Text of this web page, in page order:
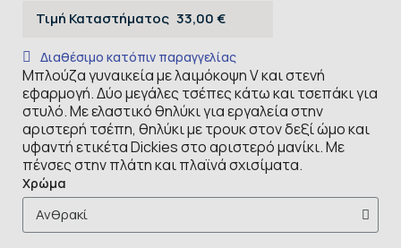
Τιμή Καταστήματος 33,00 €
Διαθέσιμο κατόπιν παραγγελίας
Μπλούζα γυναικεία με λαιμόκοψη V και στενή
εφαρμογή. Δύο μεγάλες τσέπες κάτω και τσεπάκι για
στυλό. Με ελαστικό θηλύκι για εργαλεία στην
αριστερή τσέπη, θηλύκι με τρουκ στον δεξί ώμο και
υφαντή ετικέτα Dickies στο αριστερό μανίκι. Με
πένσες στην πλάτη και πλαϊνά σχισίματα.
Χρώμα